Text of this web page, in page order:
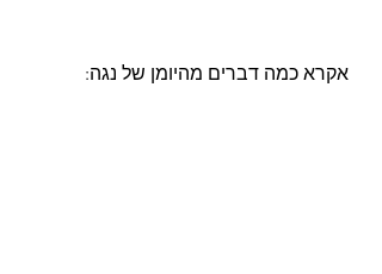
אקרא כמה דברים מהיומן של נגה: